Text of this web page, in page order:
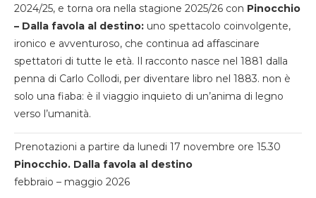
2024/25, e torna ora nella stagione 2025/26 con Pinocchio
– Dalla favola al destino: uno spettacolo coinvolgente,
ironico e avventuroso, che continua ad affascinare
spettatori di tutte le età. Il racconto nasce nel 1881 dalla
penna di Carlo Collodi, per diventare libro nel 1883. non è
solo una fiaba: è il viaggio inquieto di un’anima di legno
verso l’umanità.
Prenotazioni a partire da lunedi 17 novembre ore 15.30
Pinocchio. Dalla favola al destino
febbraio – maggio 2026